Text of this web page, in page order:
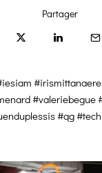
Partager
#valeriebegue
#qg